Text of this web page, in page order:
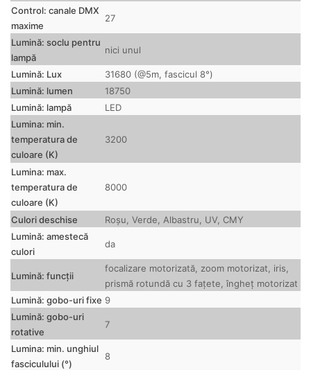
Control: canale DMX
maxime
27
Lumină: soclu pentru
lampă
nici unul
Lumină: Lux
31680 (@5m, fascicul 8°)
Lumină: lumen
18750
Lumină: lampă
LED
Lumina: min.
temperatura de
culoare (K)
3200
Lumina: max.
temperatura de
culoare (K)
8000
Culori deschise
Roșu, Verde, Albastru, UV, CMY
Lumină: amestecă
culori
da
Lumină: funcții
focalizare motorizată, zoom motorizat, iris,
prismă rotundă cu 3 fațete, îngheț motorizat
Lumină: gobo-uri fixe 9
Lumină: gobo-uri
rotative
7
Lumina: min. unghiul
fasciculului (°)
8